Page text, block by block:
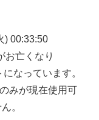
) 00:33:50
お亡くなり
なっています。
みが現在使用可
。